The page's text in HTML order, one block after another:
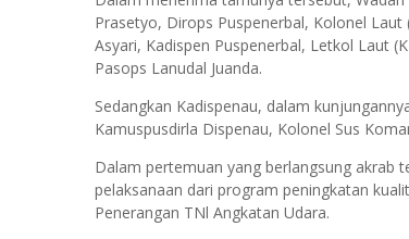
Prasetyo, Dirops Puspenerbal, Kolonel
Asyari, Kadispen Puspenerbal, Letkol Laut
Pasops Lanudal Juanda.
Sedangkan Kadispenau, dalam
Kamuspusdirla Dispenau, Kolonel Sus
Dalam pertemuan yang berlangsung akrab
pelaksanaan dari program peningkatan
Penerangan TNl Angkatan Udara.